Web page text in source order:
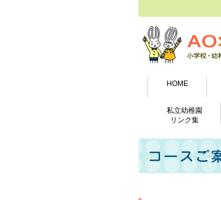
HOME
私立幼稚園
リンク集